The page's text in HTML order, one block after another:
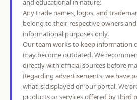
and educational in nature.
Any trade names, logos, and
belong to their respective owners
informational purposes only.
Our team works to keep information
may become outdated. We
directly with official sources before
Regarding advertisements, we have
what is displayed on our portal. We
products or services offered by third